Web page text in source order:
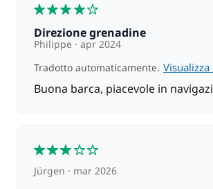
Direzione grenadine
Philippe
apr 2024
Tradotto automaticamente.
Buona barca, piacevole in
Jürgen mar 2026